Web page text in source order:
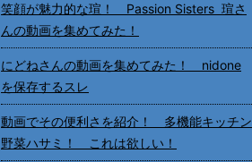
笑顔が魅力的な瑄！ Passion Sisters 瑄さ
んの動画を集めてみた！
にどねさんの動画を集めてみた！ nidone
を保存するスレ
動画でその便利さを紹介！ 多機能キッチン
野菜ハサミ！ これは欲しい！